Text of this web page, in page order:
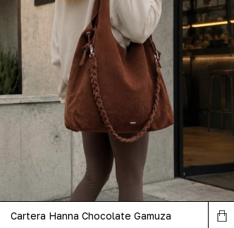
Cartera Hanna Chocolate Gamuza